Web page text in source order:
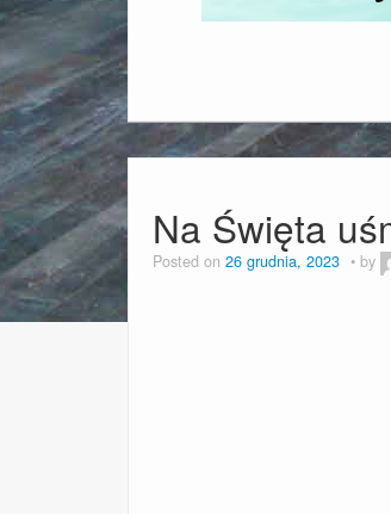
Na Święta
Posted on 26 grudnia, 2023 by